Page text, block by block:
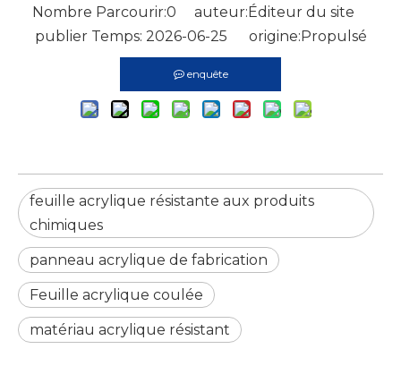
Nombre Parcourir:0 auteur:Éditeur du site
publier Temps: 2026-06-25 origine:Propulsé
enquête
feuille acrylique résistante aux produits
chimiques
panneau acrylique de fabrication
Feuille acrylique coulée
matériau acrylique résistant